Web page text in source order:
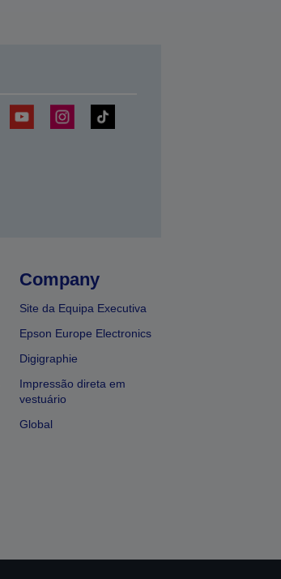
Company
Site da Equipa Executiva
Epson Europe Electronics
Digigraphie
Impressão direta em
vestuário
Global